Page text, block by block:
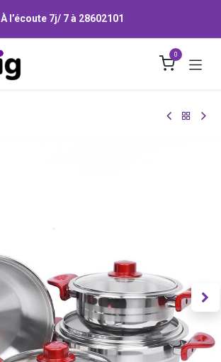
À l’écoute 7j/ 7 à 28602101
0